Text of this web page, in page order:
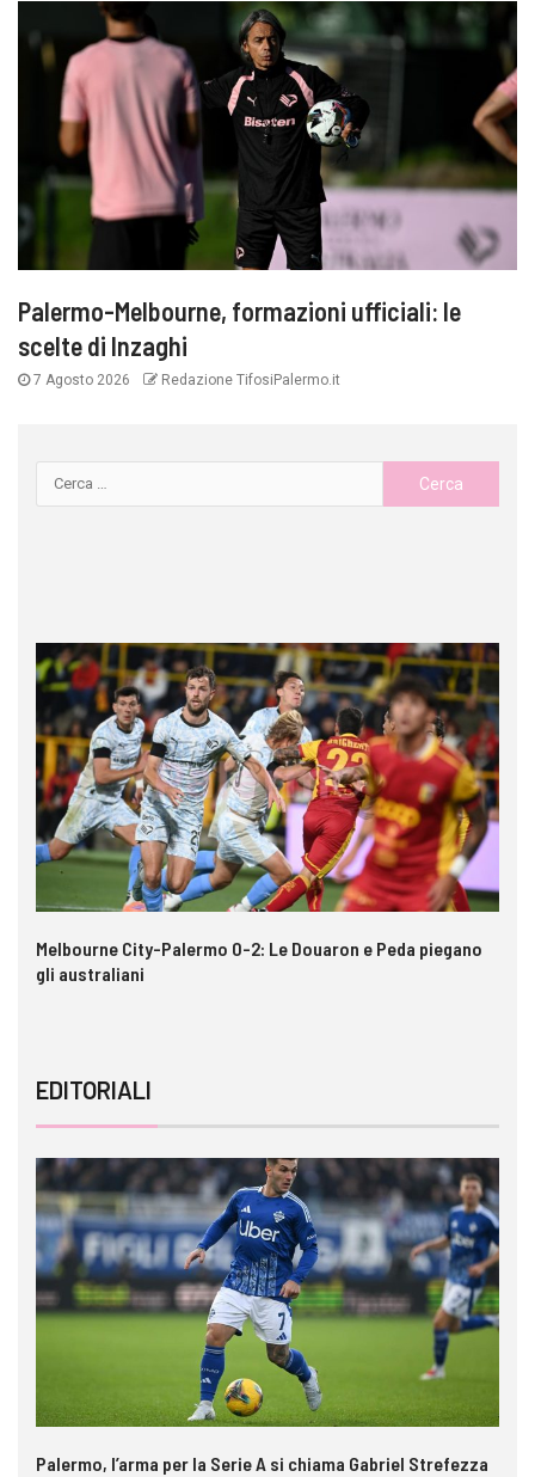
Palermo-Melbourne, formazioni ufficiali: le
scelte di Inzaghi
7 Agosto 2026 Redazione TifosiPalermo.it
Melbourne City-Palermo 0-2: Le Douaron e Peda piegano
gli australiani
EDITORIALI
Palermo, l’arma per la Serie A si chiama Gabriel Strefezza